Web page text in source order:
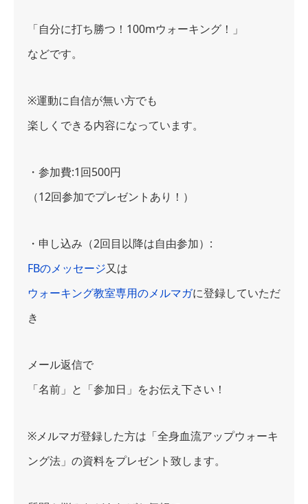
「自分に打ち勝つ！100mウォーキング！」
などです。
※運動に自信が無い方でも
楽しくできる内容になっています。
・参加費:1回500円
（12回参加でプレゼントあり！）
・申し込み（2回目以降は自由参加）:
FBのメッセージ又は
ウォーキング教室専用のメルマガに登録していただ
き
メール返信で
「名前」と「参加日」をお伝え下さい！
※メルマガ登録した方は「全身血流アップウォーキ
ング法」の資料をプレゼント致します。